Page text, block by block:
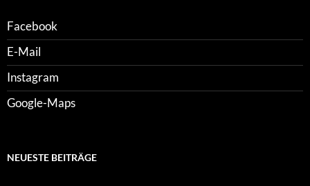
Facebook
E-Mail
Instagram
Google-Maps
NEUESTE BEITRÄGE